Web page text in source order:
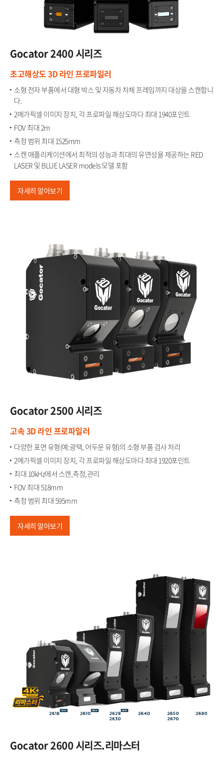
Gocator​2400 시리즈
초고해상도 3D 라인 프로파일러​
소형 전자 부품에서 대형 박스 및 자동차 차체 프레임까지 대상을 스캔합니
다.​
2메가픽셀 이미지 장치, 각 프로파일 해상도마다 최대 1940포인트​
FOV 최대 2m​
측정 범위 최대 1525mm​
스캔 애플리케이션에서 최적의 성능과 최대의 유연성을 제공하는 RED
LASER 및 BLUE LASER models 모델 포함
자세히 알아보기
Gocator​2500 시리즈
고속 3D 라인 프로파일러​
다양한 표면 유형(예:광택, 어두운 유형)의 소형 부품 검사 처리​
2메가픽셀 이미지 장치, 각 프로파일 해상도마다 최대 1920포인트​
최대 10kHz에서 스캔,측정,관리​
FOV 최대 518mm​
측정 범위 최대 595mm
자세히 알아보기
Gocator​2600 시리즈.리마스터